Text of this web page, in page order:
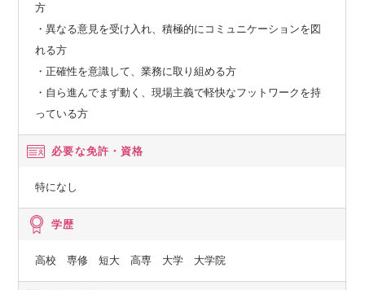
方
・異なる意見を受け入れ、積極的にコミュニケーションを図
れる方
・正確性を意識して、業務に取り組める方
・自ら進んでまず動く、現場主義で軽快なフットワークを持
っている方
必要な免許・資格
特になし
学歴
高校 専修 短大 高専 大学 大学院